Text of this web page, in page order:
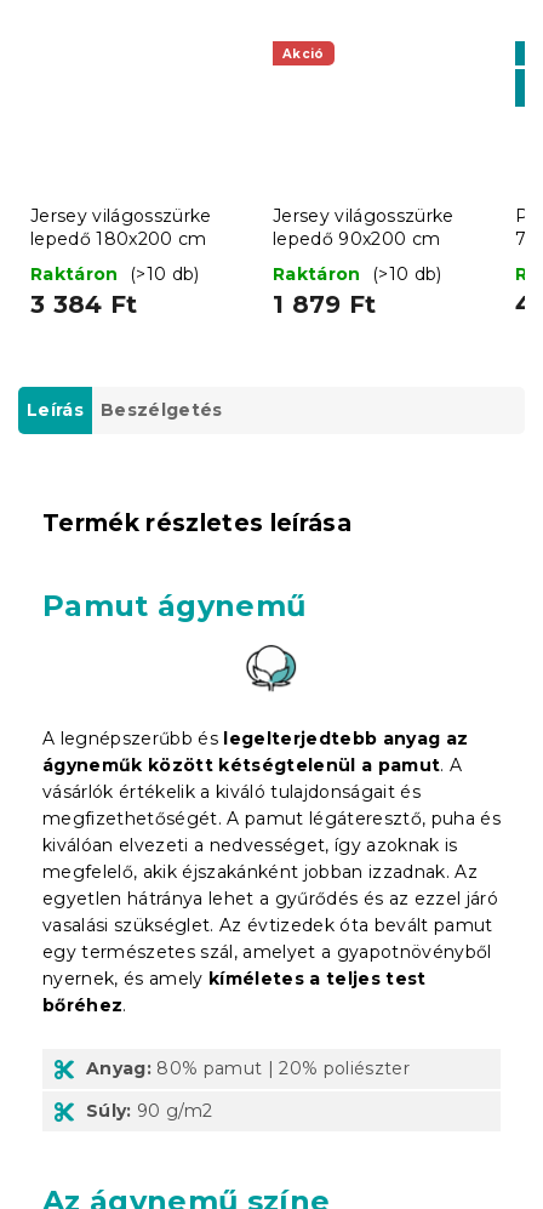
Jersey világosszürke
lepedő 180x200 cm
Raktáron
(>10 db)
3 384 Ft
Akció
Jersey világosszürke
lepedő 90x200 cm
Raktáron
(>10 db)
1 879 Ft
70
4
Leírás Beszélgetés
Termék részletes leírása
Pamut ágynemű
A legnépszerűbb és legelterjedtebb anyag az
ágyneműk között kétségtelenül a pamut. A
vásárlók értékelik a kiváló tulajdonságait és
megfizethetőségét. A pamut légáteresztő, puha és
kiválóan elvezeti a nedvességet, így azoknak is
megfelelő, akik éjszakánként jobban izzadnak. Az
egyetlen hátránya lehet a gyűrődés és az ezzel járó
vasalási szükséglet. Az évtizedek óta bevált pamut
egy természetes szál, amelyet a gyapotnövényből
nyernek, és amely kíméletes a teljes test
bőréhez.
Anyag: 80% pamut | 20% poliészter
Súly: 90 g/m2
Az ágynemű színe